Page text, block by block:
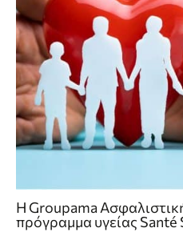
Η Groupama
πρόγραμμα υγείας Santé